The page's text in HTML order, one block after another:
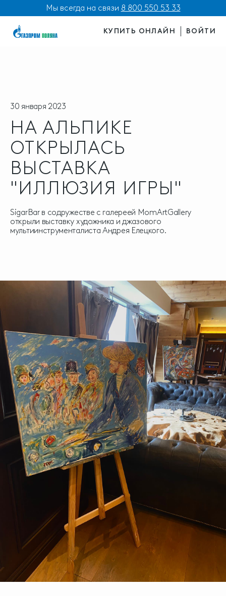
Мы всегда на связи 8 800 550 53 33
КУПИТЬ ОНЛАЙН ВОЙТИ
30 января 2023
НА АЛЬПИКЕ
ОТКРЫЛАСЬ
ВЫСТАВКА
"ИЛЛЮЗИЯ ИГРЫ"
SigarBar в содружестве с галереей MomArtGallery
открыли выставку художника и джазового
мультиинструменталиста Андрея Елецкого.